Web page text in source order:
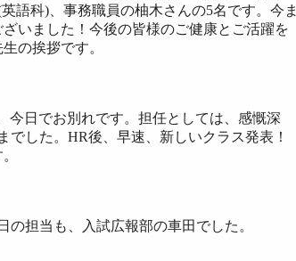
語科)、事務職員の柚木さんの5名です。今ま
いました！今後の皆様のご健康とご活躍を
の挨拶です。
今日でお別れです。担任としては、感慨深
でした。HR後、早速、新しいクラス発表！
担当も、入試広報部の車田でした。